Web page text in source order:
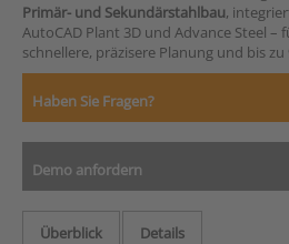
Primär- und Sekundärstahlbau,
AutoCAD Plant 3D und Advance Steel –
schnellere, präzisere Planung und bis
Haben Sie Fragen?
Demo anfordern
Überblick Details